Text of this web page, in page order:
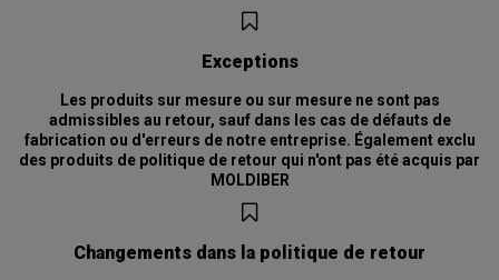
Exceptions
Les produits sur mesure ou sur mesure ne sont pas
admissibles au retour, sauf dans les cas de défauts de
fabrication ou d'erreurs de notre entreprise. Également exclu
des produits de politique de retour qui n'ont pas été acquis par
MOLDIBER
Changements dans la politique de retour